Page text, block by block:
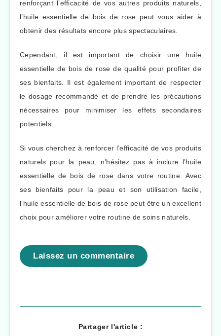
renforçant l’efficacité de vos autres produits naturels,
l’huile essentielle de bois de rose peut vous aider à
obtenir des résultats encore plus spectaculaires.
Cependant, il est important de choisir une huile
essentielle de bois de rose de qualité pour profiter de
ses bienfaits. Il est également important de respecter
le dosage recommandé et de prendre les précautions
nécessaires pour minimiser les effets secondaires
potentiels.
Si vous cherchez à renforcer l’efficacité de vos produits
naturels pour la peau, n’hésitez pas à inclure l’huile
essentielle de bois de rose dans votre routine. Avec
ses bienfaits pour la peau et son utilisation facile,
l’huile essentielle de bois de rose peut être un excellent
choix pour améliorer votre routine de soins naturels.
Laissez un commentaire
Partager l'article :